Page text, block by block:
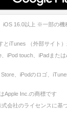
iOS 16.0以上 ※一部の機
とiTunes （外部サイト
iPod touch、iPadまた
、iPodのロゴ、
Apple Inc.の商標です
会社のライセンスに基